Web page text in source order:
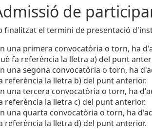
de
finalitzat el termini de presentació
una primera convocatòria o torn, ha
fa referència la lletra a) del punt
una segona convocatòria o torn, ha
referència la lletra b) del punt anterior.
una tercera convocatòria o torn, ha
referència la lletra c) del punt anterior.
una quarta convocatòria o torn, ha
referència la lletra d) del punt anterior.